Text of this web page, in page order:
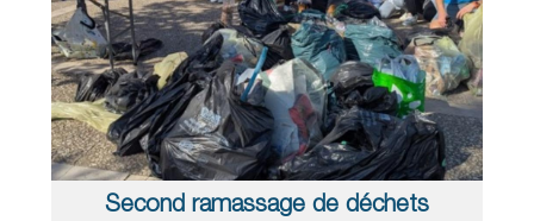
Second ramassage de déchets